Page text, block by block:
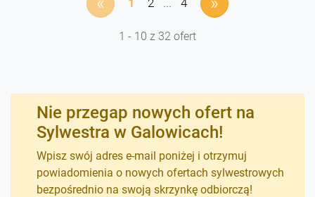
1 2 ... 4
1 - 10 z 32 ofert
Nie przegap nowych ofert na
Sylwestra w Galowicach!
Wpisz swój adres e-mail poniżej i otrzymuj
powiadomienia o nowych ofertach sylwestrowych
bezpośrednio na swoją skrzynkę odbiorczą!